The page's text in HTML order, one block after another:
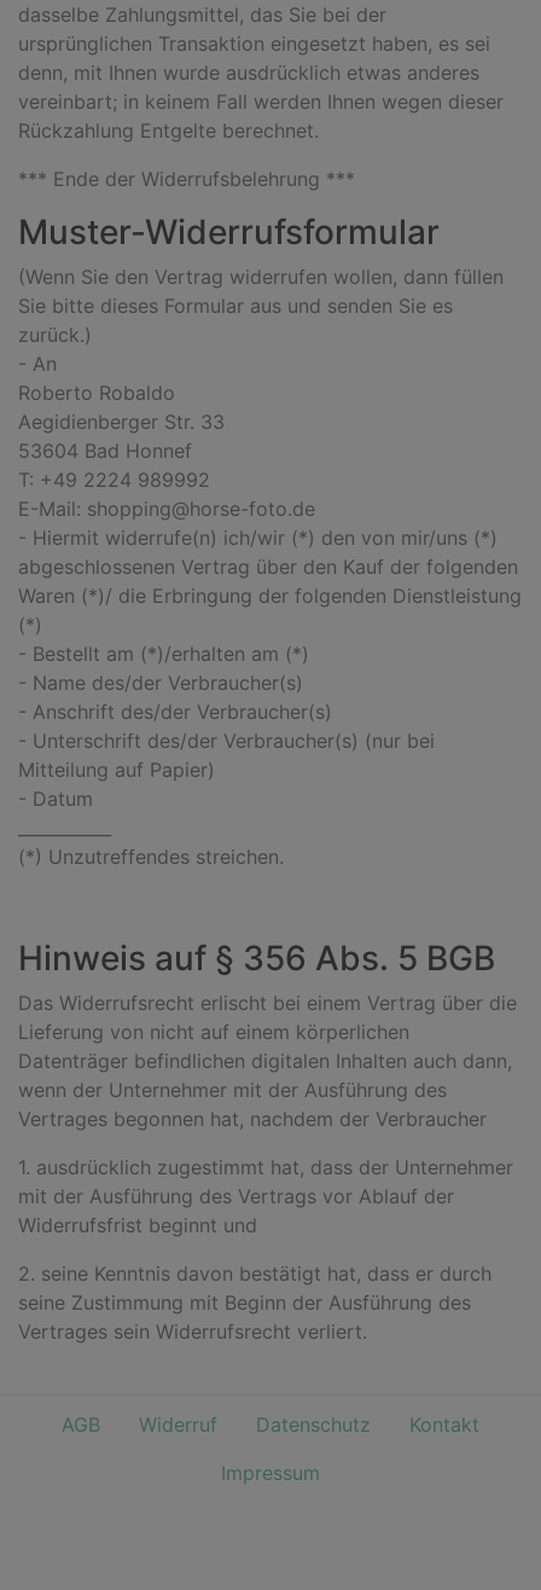
dasselbe Zahlungsmittel, das Sie bei der
ursprünglichen Transaktion eingesetzt haben, es sei
denn, mit Ihnen wurde ausdrücklich etwas anderes
vereinbart; in keinem Fall werden Ihnen wegen dieser
Rückzahlung Entgelte berechnet.
*** Ende der Widerrufsbelehrung ***
Muster-Widerrufsformular
(Wenn Sie den Vertrag widerrufen wollen, dann füllen
Sie bitte dieses Formular aus und senden Sie es
zurück.)
- An
Roberto Robaldo
Aegidienberger Str. 33
53604 Bad Honnef
T: +49 2224 989992
E-Mail: shopping@horse-foto.de
- Hiermit widerrufe(n) ich/wir (*) den von mir/uns (*)
abgeschlossenen Vertrag über den Kauf der folgenden
Waren (*)/ die Erbringung der folgenden Dienstleistung
(*)
- Bestellt am (*)/erhalten am (*)
- Name des/der Verbraucher(s)
- Anschrift des/der Verbraucher(s)
- Unterschrift des/der Verbraucher(s) (nur bei
Mitteilung auf Papier)
- Datum
(*) Unzutreffendes streichen.
Hinweis auf § 356 Abs. 5 BGB
Das Widerrufsrecht erlischt bei einem Vertrag über die
Lieferung von nicht auf einem körperlichen
Datenträger befindlichen digitalen Inhalten auch dann,
wenn der Unternehmer mit der Ausführung des
Vertrages begonnen hat, nachdem der Verbraucher
1. ausdrücklich zugestimmt hat, dass der Unternehmer
mit der Ausführung des Vertrags vor Ablauf der
Widerrufsfrist beginnt und
2. seine Kenntnis davon bestätigt hat, dass er durch
seine Zustimmung mit Beginn der Ausführung des
Vertrages sein Widerrufsrecht verliert.
AGB Widerruf Datenschutz
Kontakt
Impressum